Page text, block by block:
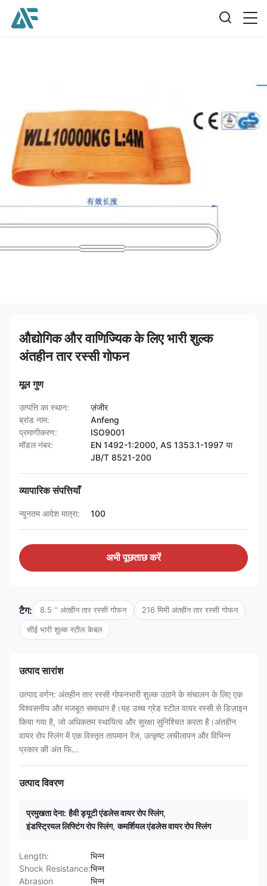
औद्योगिक और वाणिज्यिक के लिए भारी शुल्क
अंतहीन तार रस्सी गोफन
मूल गुण
उत्पत्ति का स्थान:
ज़ंजीर
ब्रांड नाम:
Anfeng
प्रमाणीकरण:
ISO9001
मॉडल नंबर:
EN 1492-1:2000, AS 1353.1-1997 या
JB/T 8521-200
व्यापारिक संपत्तियाँ
न्यूनतम आदेश मात्रा: 100
अभी पूछताछ करें
टैग: 8.5 '' अंतहीन तार रस्सी गोफन 216 मिमी अंतहीन तार रस्सी गोफन
सीई भारी शुल्क स्टील केबल
उत्पाद सारांश
उत्पाद वर्णन: अंतहीन तार रस्सी गोफनभारी शुल्क उठाने के संचालन के लिए एक
विश्वसनीय और मजबूत समाधान है।यह उच्च ग्रेड स्टील वायर रस्सी से डिज़ाइन
किया गया है, जो अधिकतम स्थायित्व और सुरक्षा सुनिश्चित करता है।अंतहीन
वायर रोप स्लिंग में एक विस्तृत तापमान रेंज, उत्कृष्ट लचीलापन और विभिन्न
प्रकार की अंत फि...
उत्पाद विवरण
प्रमुखता देना: हैवी ड्यूटी एंडलेस वायर रोप स्लिंग,
इंडस्ट्रियल लिफ्टिंग रोप स्लिंग,कमर्शियल एंडलेस वायर रोप स्लिंग
Length:
भिन्न
Shock Resistance:भिन्न
Abrasion
भिन्न